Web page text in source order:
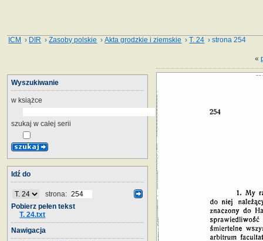
ICM › DIR ›Zasoby polskie ›Akta grodzkie i ziemskie ›T. 24 › strona 254
«
Wyszukiwanie
w książce
szukaj w całej serii
Idź do
strona:
Pobierz pełen tekst
T. 24.txt
Nawigacja